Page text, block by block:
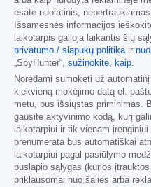
esate nuolatinis,
Išsamesnės informacijos
laikotarpis galioja laikantis šių
privatumo / slapukų politikair
„SpyHunter“, sužinokite, kaip.
Norėdami sumokėti už
kiekvieną mokėjimo datą el.
metu, bus išsiųstas priminimas.
gausite aktyvinimo kodą, kurį
laikotarpiui ir tik vienam
prenumerata bus automatiškai
laikotarpiui pagal pasiūlymo
puslapio sąlygas (kurios
priklausomai nuo šalies arba